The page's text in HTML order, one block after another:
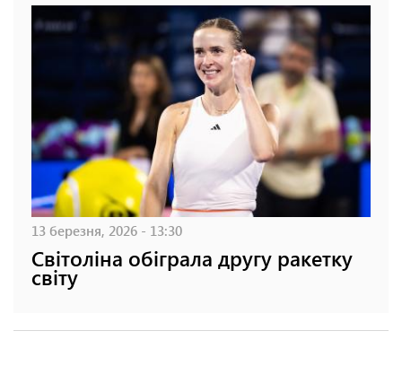
13 березня, 2026 - 13:30
Світоліна обіграла другу ракетку
світу